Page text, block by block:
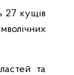
27 кущів
та